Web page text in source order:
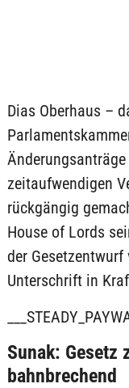
Dias Oberhaus –
zeitaufwendigen
rückgängig
House of Lords
der
Unterschrift in
Sunak: Gesetz
bahnbrechend